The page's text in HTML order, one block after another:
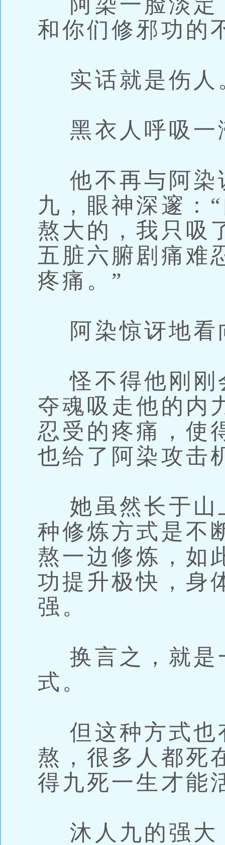
和你们修邪功的
实话就是伤人
黑衣人呼吸一
他不再与阿染
九，眼神深邃：
熬大的，我只吸
五脏六腑剧痛难
疼痛。”
阿染惊讶地看
怪不得他刚刚
夺魂吸走他的内
忍受的疼痛，使
也给了阿染攻击
她虽然长于山
种修炼方式是不
熬一边修炼，如
功提升极快，身
强。
换言之，就是
式。
但这种方式也
熬，很多人都死
得九死一生才
沐人九的强大